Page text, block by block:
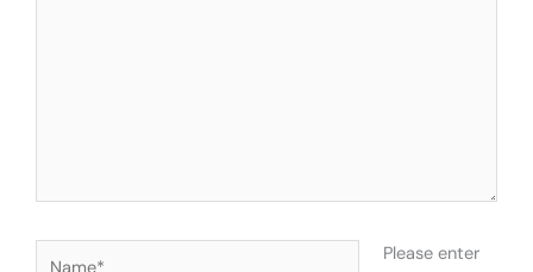
Please enter